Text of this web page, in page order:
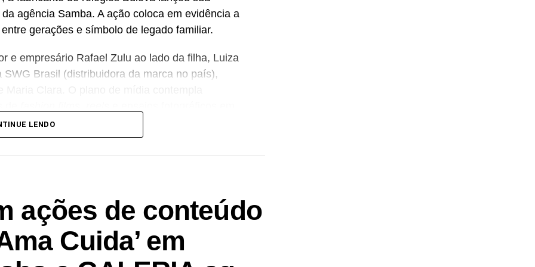
agência Samba. A ação coloca em evidência a
gerações e símbolo de legado familiar.
e empresário Rafael Zulu ao lado da filha, Luiza
SWG Brasil (distribuidora da marca no país),
na comunicação estão os modelos Bulova
a campanha “Pai, um caminho que se
Celulari, de 68 anos, acompanhado de seu
explora as transformações e trocas de
abordando a paternidade sem manuais
LENDO
ações de conteúdo
Cuida’ em